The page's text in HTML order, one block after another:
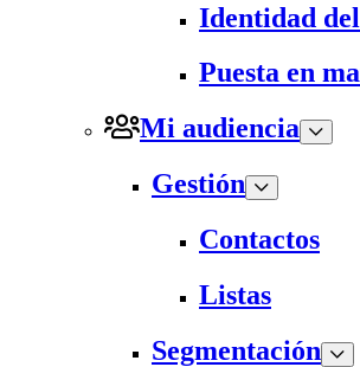
Identidad
Puesta en
Mi audiencia
Gestión
Contactos
Listas
Segmentación